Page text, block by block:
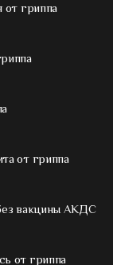
от гриппа
от гриппа
вакцины АКДС
от гриппа